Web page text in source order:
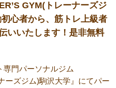
GYM(トレーナーズジ
心者から、筋トレ上級者
いいたします！是非無料
専門パーソナルジム
ーズジム)駒沢大学 』にてパー